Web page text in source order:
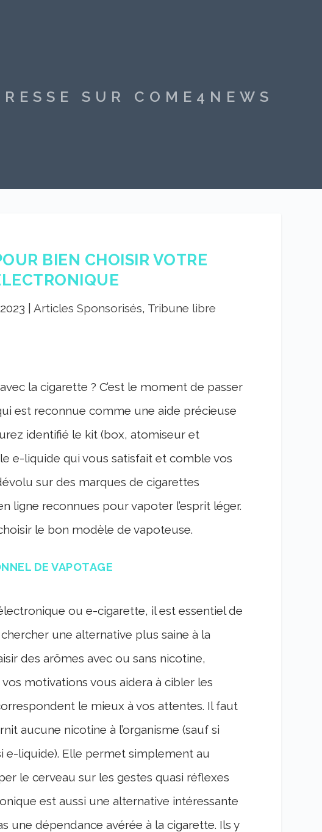
SUR COME4NEWS
BIEN CHOISIR VOTRE
Articles Sponsorisés, Tribune libre
la cigarette ? C’est le moment de passer
est reconnue comme une aide précieuse
identifié le kit (box, atomiseur et
e-liquide qui vous satisfait et comble vos
sur des marques de cigarettes
ligne reconnues pour vapoter l’esprit léger.
le bon modèle de vapoteuse.
DE VAPOTAGE
ou e-cigarette, il est essentiel de
une alternative plus saine à la
des arômes avec ou sans nicotine,
motivations vous aidera à cibler les
le mieux à vos attentes. Il faut
aucune nicotine à l’organisme (sauf si
e-liquide). Elle permet simplement au
le cerveau sur les gestes quasi réflexes
est aussi une alternative intéressante
une dépendance avérée à la cigarette. Ils y